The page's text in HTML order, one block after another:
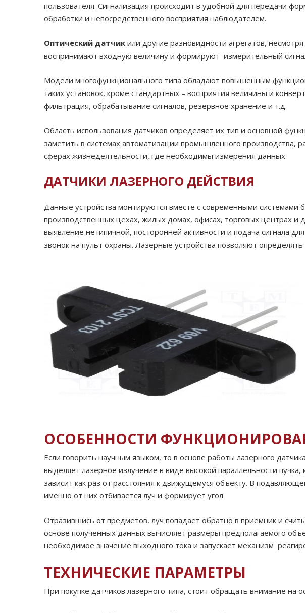
пользователя. Сигнализация происходит в удобной для передачи
обработки и непосредственного восприятия наблюдателем.
Оптический датчик или другие разновидности агрегатов,
воспринимают входную величину и формируют измерительный
Модели многофункционального типа обладают повышенным
таких установок, кроме стандартных – восприятия величины и
фильтрация, обрабатывание сигналов, резервное хранение и т.д.
Область использования датчиков определяет их тип и основной
заметить в системах автоматизации промышленного производства,
сферах жизнедеятельности, где необходимы измерения данных.
ДАТЧИКИ ЛАЗЕРНОГО ДЕЙСТВИЯ
Данные устройства монтируются вместе с современными системами
производственных цехах, жилых домах, офисах, торговых центрах и
выявление нетипичной, посторонней активности и подача сигнала
звонок на пульт охраны. Лазерные устройства позволяют
ОСОБЕННОСТИ
Если говорить научным языком, то в основе работы лазерного
выделяет лазерное излучение в виде высокой параллельности
зависит как раз от расстояния к движущемуся объекту. В
именно от них отбивается луч и формирует угол.
Отразившись от предметов, луч попадает обратно в приемник и
основе полученных данных вычисляет размеры предполагаемого
необходимое значение выходного тока и запускает механизм
ТЕХНИЧЕСКИЕ ПАРАМЕТРЫ
При покупке датчиков лазерного типа, стоит обращать внимание на